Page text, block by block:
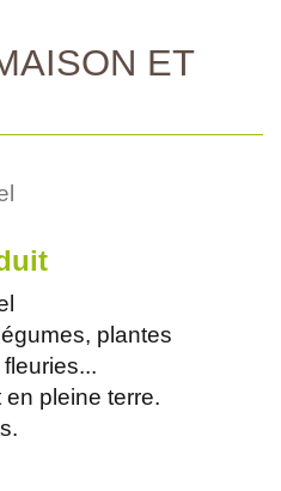
ET
plantes
pleine terre.